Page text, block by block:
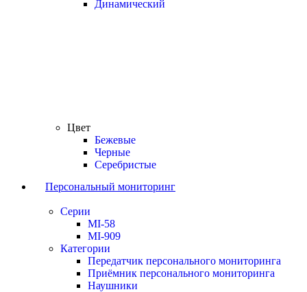
Динамический
Цвет
Бежевые
Черные
Серебристые
Персональный мониторинг
Серии
MI-58
MI-909
Категории
Передатчик персонального мониторинга
Приёмник персонального мониторинга
Наушники